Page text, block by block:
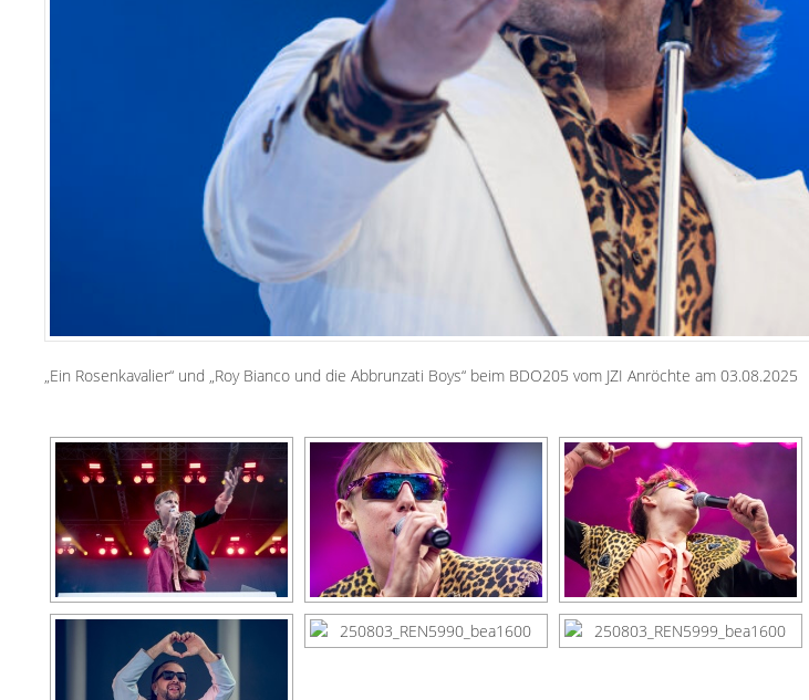
„Ein Rosenkavalier“ und „Roy Bianco und die Abbrunzati Boys“ beim BDO205 vom JZI Anröchte am 03.08.2025